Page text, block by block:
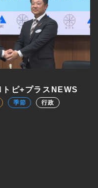
ピ+プラスNEWS
季節
行政